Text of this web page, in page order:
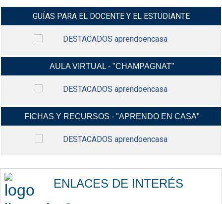
GUÍAS PARA EL DOCENTE Y EL ESTUDIANTE
INGRESAR
MANUALES Y VIDEO-TUTORIALES G-
AULA VIRTUAL - "CHAMPAGNAT"
INGRESAR
INGRESA A TU AULA VIRTUAL,
INSTITUCIONAL.
FICHAS Y RECURSOS - "APRENDO EN CASA"
INGRESAR
RECURSOS EDUCATIVOS,
ACTIVIDADES Y MÁS...
ENLACES DE INTERÉS